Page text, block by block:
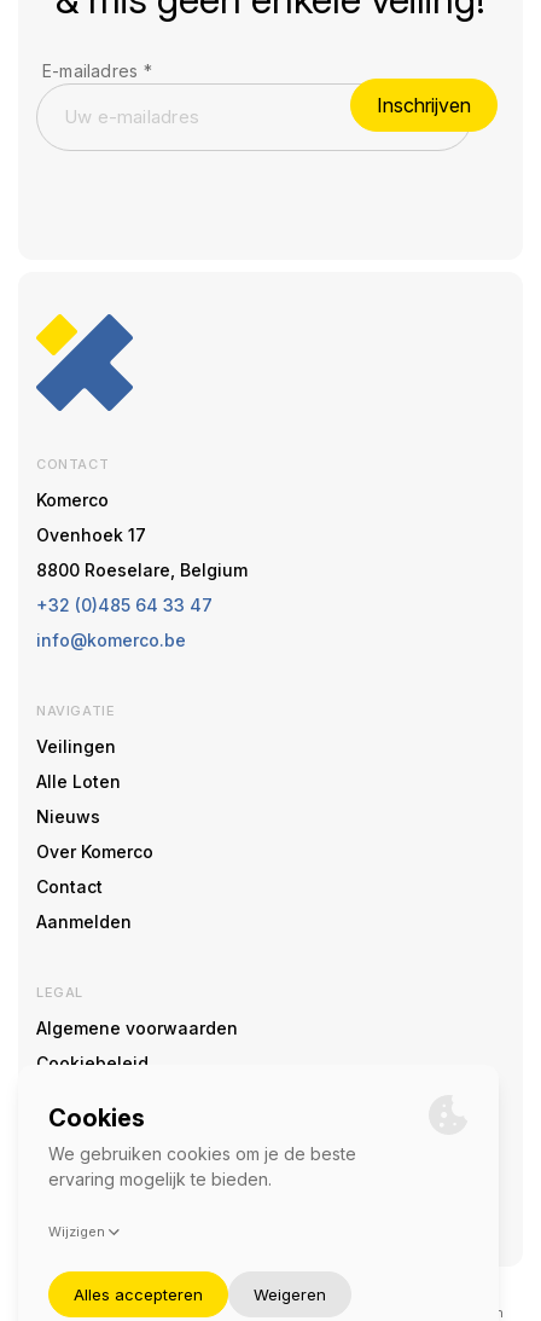
E-mailadres *
Inschrijven
CONTACT
Komerco
Ovenhoek 17
8800 Roeselare, Belgium
+32 (0)485 64 33 47
info@komerco.be
NAVIGATIE
Veilingen
Alle Loten
Nieuws
Over Komerco
Contact
Aanmelden
LEGAL
Algemene voorwaarden
Cookiebeleid
SOCIAL
©2026 — Komerco
Deze site wordt beschermd door reCAPTCHA en het
en